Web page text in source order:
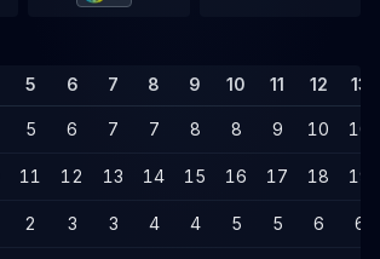
5 6 7 8 9 10 11 12 13
5 6 7 7 8 8 9 10 10
11 12 13 14 15 16 17 18 19
2 3 3 4 4 5 5 6 6